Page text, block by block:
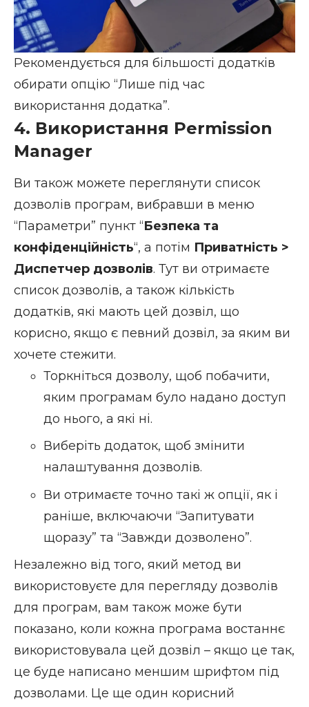
Рекомендується для більшості додатків
обирати опцію “Лише під час
використання додатка”.
4. Використання Permission
Manager
Ви також можете переглянути список
дозволів програм, вибравши в меню
“Параметри” пункт “Безпека та
конфіденційність“, а потім Приватність >
Диспетчер дозволів. Тут ви отримаєте
список дозволів, а також кількість
додатків, які мають цей дозвіл, що
корисно, якщо є певний дозвіл, за яким ви
хочете стежити.
Торкніться дозволу, щоб побачити,
яким програмам було надано доступ
до нього, а які ні.
Виберіть додаток, щоб змінити
налаштування дозволів.
Ви отримаєте точно такі ж опції, як і
раніше, включаючи “Запитувати
щоразу” та “Завжди дозволено”.
Незалежно від того, який метод ви
використовуєте для перегляду дозволів
для програм, вам також може бути
показано, коли кожна програма востаннє
використовувала цей дозвіл – якщо це так,
це буде написано меншим шрифтом під
дозволами. Це ще один корисний